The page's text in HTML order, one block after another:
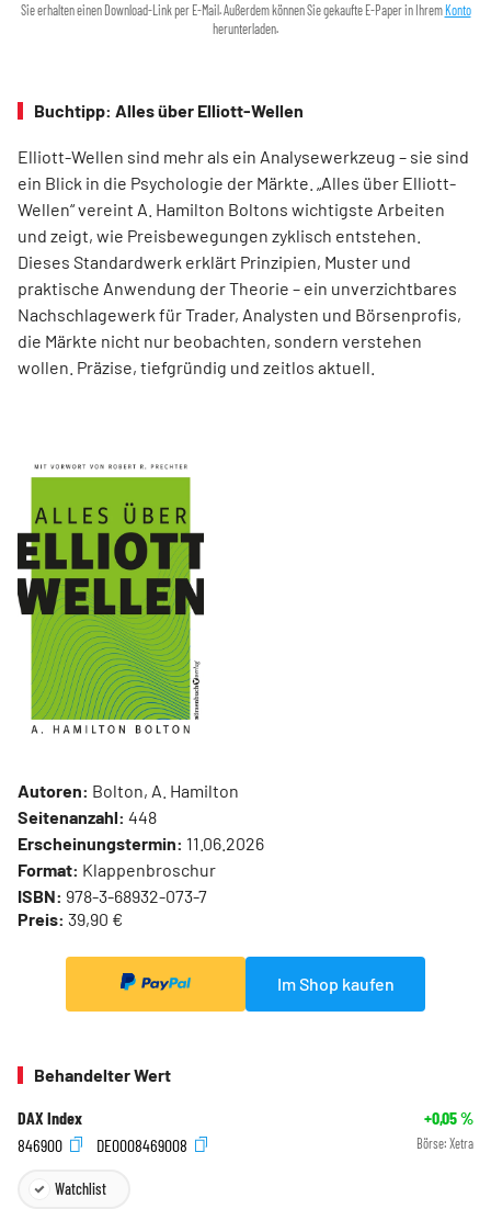
Sie erhalten einen Download-Link per E-Mail. Außerdem können Sie gekaufte E-Paper in Ihrem Konto
herunterladen.
Buchtipp: Alles über Elliott-Wellen
Elliott-Wellen sind mehr als ein Analysewerkzeug – sie sind
ein Blick in die Psychologie der Märkte. „Alles über Elliott-
Wellen“ vereint A. Hamilton Boltons wichtigste Arbeiten
und zeigt, wie Preisbewegungen zyklisch entstehen.
Dieses Standardwerk erklärt Prinzipien, Muster und
praktische Anwendung der Theorie – ein unverzichtbares
Nachschlagewerk für Trader, Analysten und Börsenprofis,
die Märkte nicht nur beobachten, sondern verstehen
wollen. Präzise, tiefgründig und zeitlos aktuell.
Autoren: Bolton, A. Hamilton
Seitenanzahl: 448
Erscheinungstermin: 11.06.2026
Format: Klappenbroschur
ISBN: 978-3-68932-073-7
Preis: 39,90 €
Im Shop kaufen
Behandelter Wert
DAX Index +0,05%
846900
DE0008469008 Börse: Xetra
Watchlist